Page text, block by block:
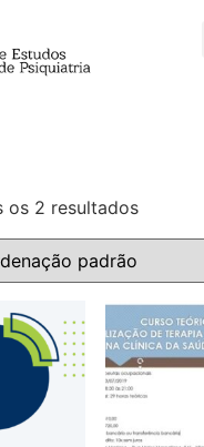
os 2 resultados